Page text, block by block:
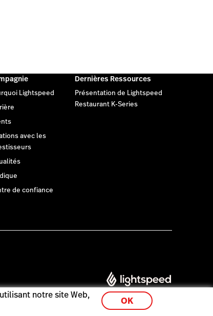
Lightspeed
avec les
de confiance
Dernières Ressources
Présentation de Lightspeed
Restaurant K-Series
notre site Web,
OK